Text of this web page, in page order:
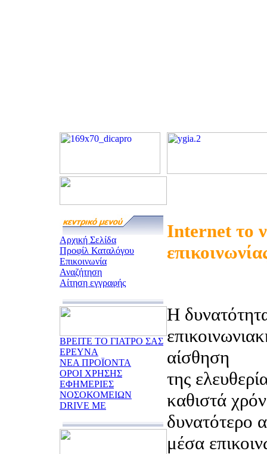
Αρχική Σελίδα
Προφίλ Καταλόγου
Επικοινωνία
Αναζήτηση
Αίτηση εγγραφής
ΒΡΕΙΤΕ ΤΟ ΓΙΑΤΡΟ ΣΑΣ
ΕΡΕΥΝΑ
ΝΕΑ ΠΡΟΪΟΝΤΑ
ΟΡΟΙ ΧΡΗΣΗΣ
ΕΦΗΜΕΡΙΕΣ
ΝΟΣΟΚΟΜΕΙΩΝ
DRIVE ME
Internet το
Η
αίσθηση
της
καθιστά
δυνατότερο
μέσα